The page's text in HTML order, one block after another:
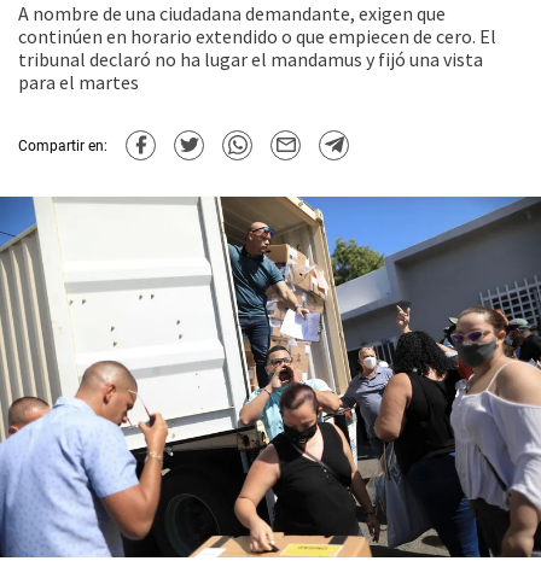
A nombre de una ciudadana demandante, exigen que
continúen en horario extendido o que empiecen de cero. El
tribunal declaró no ha lugar el mandamus y fijó una vista
para el martes
Compartir en: